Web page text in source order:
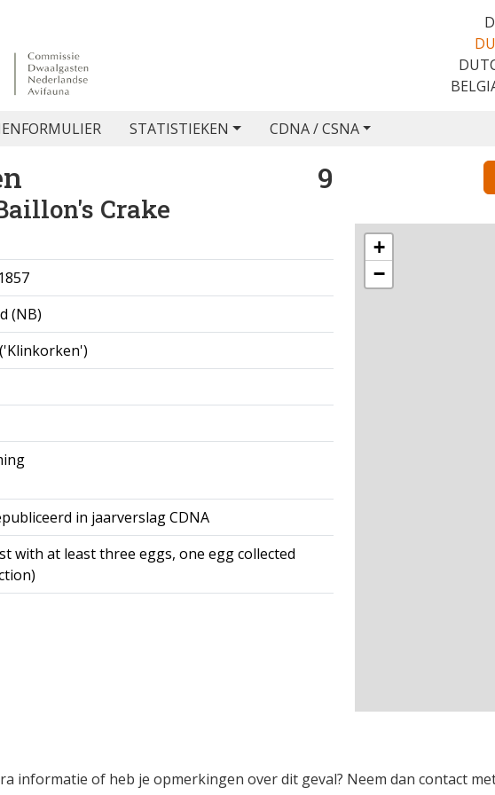
STATISTIEKEN CDNA / CSNA
9
Crake
(NB)
in jaarverslag CDNA
with at least three eggs, one egg collected
+
−
informatie of heb je opmerkingen over dit geval? Neem dan contact